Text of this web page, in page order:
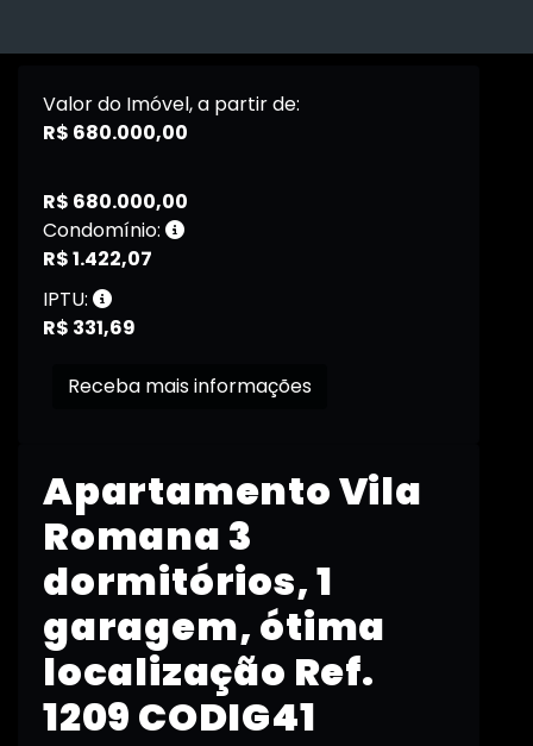
Apartamento Vila
Romana 3
dormitórios, 1
garagem, ótima
localização Ref.
1209 CODIG41
Valor do Imóvel, a partir de:
R$ 680.000,00
R$ 680.000,00
Condomínio:
R$ 1.422,07
IPTU:
R$ 331,69
Receba mais informações